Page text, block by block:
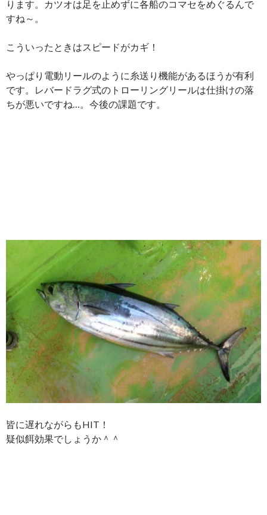
ります。カツオは足を止めずに各船のコマセをめぐるんで
すね～。
こういったときはスピードがカギ！
やっぱり電動リールのように糸送り機能があるほうが有利
です。レバードラグ式のトローリングリールは仕掛けの落
ちが悪いですね…。今後の課題です。
皆に遅れながらもHIT！
疑似餌効果でしょうか＾＾